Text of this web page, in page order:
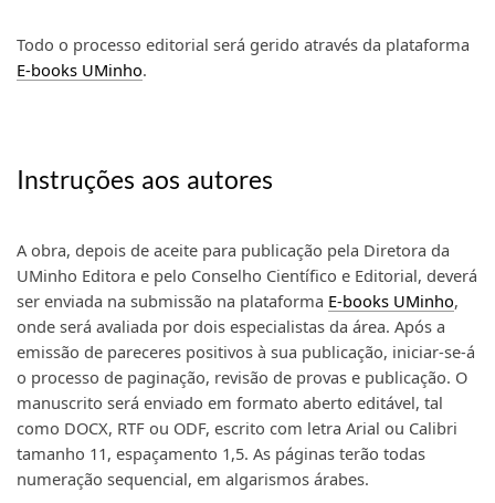
Todo o processo editorial será gerido através da plataforma
E-books UMinho.
Instruções aos autores
A obra, depois de aceite para publicação pela Diretora da
UMinho Editora e pelo Conselho Científico e Editorial, deverá
ser enviada na submissão na plataforma E-books UMinho,
onde será avaliada por dois especialistas da área. Após a
emissão de pareceres positivos à sua publicação, iniciar-se-á
o processo de paginação, revisão de provas e publicação. O
manuscrito será enviado em formato aberto editável, tal
como DOCX, RTF ou ODF, escrito com letra Arial ou Calibri
tamanho 11, espaçamento 1,5. As páginas terão todas
numeração sequencial, em algarismos árabes.